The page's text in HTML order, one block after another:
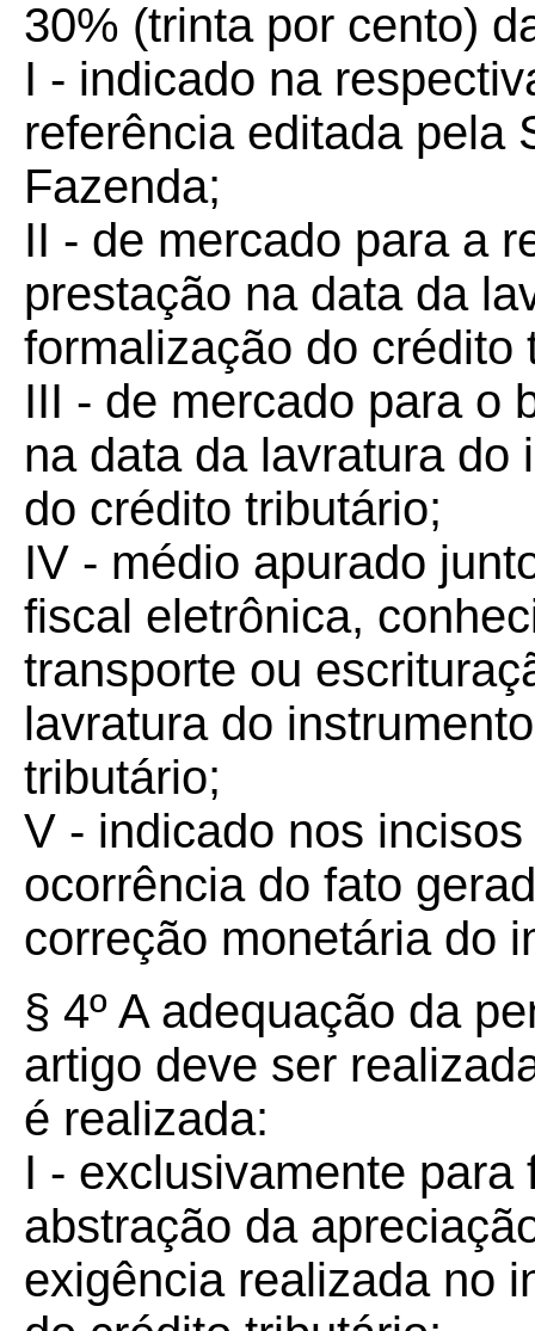
30% (trinta por cento)
I - indicado na
referência editada pela
Fazenda;
II - de mercado para a
prestação na data da
formalização do crédito
III - de mercado para o
na data da lavratura do
do crédito tributário;
IV - médio apurado
fiscal eletrônica,
transporte ou
lavratura do
tributário;
V - indicado nos
ocorrência do fato
correção monetária do
§ 4º A adequação da
artigo deve ser
é realizada:
I - exclusivamente
abstração da
exigência realizada no